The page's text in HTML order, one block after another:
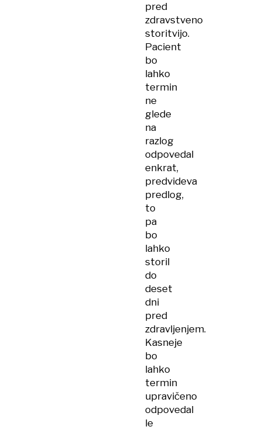
pred
zdravstveno
storitvijo.
Pacient
bo
lahko
termin
ne
glede
na
razlog
odpovedal
enkrat,
predvideva
predlog,
to
pa
bo
lahko
storil
do
deset
dni
pred
zdravljenjem.
Kasneje
bo
lahko
termin
upravičeno
odpovedal
le